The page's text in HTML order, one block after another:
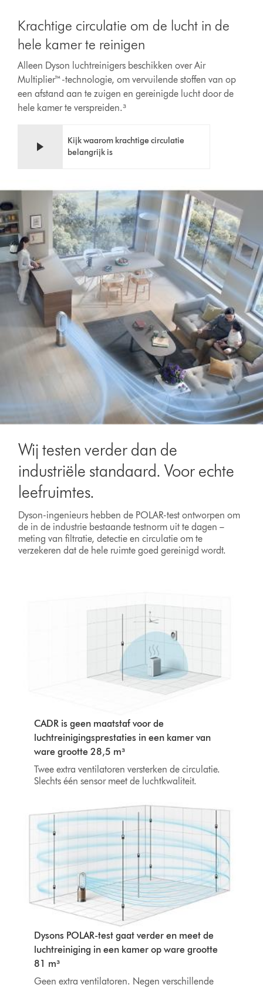
Krachtige circulatie om de lucht in de
hele kamer te reinigen
Alleen Dyson luchtreinigers beschikken over Air
Multiplier™-technologie, om vervuilende stoffen van op
een afstand aan te zuigen en gereinigde lucht door de
hele kamer te verspreiden.³
Kijk waarom krachtige circulatie
belangrijk is
Wij testen verder dan de
industriële standaard. Voor echte
leefruimtes.
Dyson-ingenieurs hebben de POLAR-test ontworpen om
de in de industrie bestaande testnorm uit te dagen –
meting van filtratie, detectie en circulatie om te
verzekeren dat de hele ruimte goed gereinigd wordt.
CADR is geen maatstaf voor de
luchtreinigingsprestaties in een kamer van
ware grootte 28,5 m³
Twee extra ventilatoren versterken de circulatie.
Slechts één sensor meet de luchtkwaliteit.
Dysons POLAR-test gaat verder en meet de
luchtreiniging in een kamer op ware grootte
81 m³
Geen extra ventilatoren. Negen verschillende